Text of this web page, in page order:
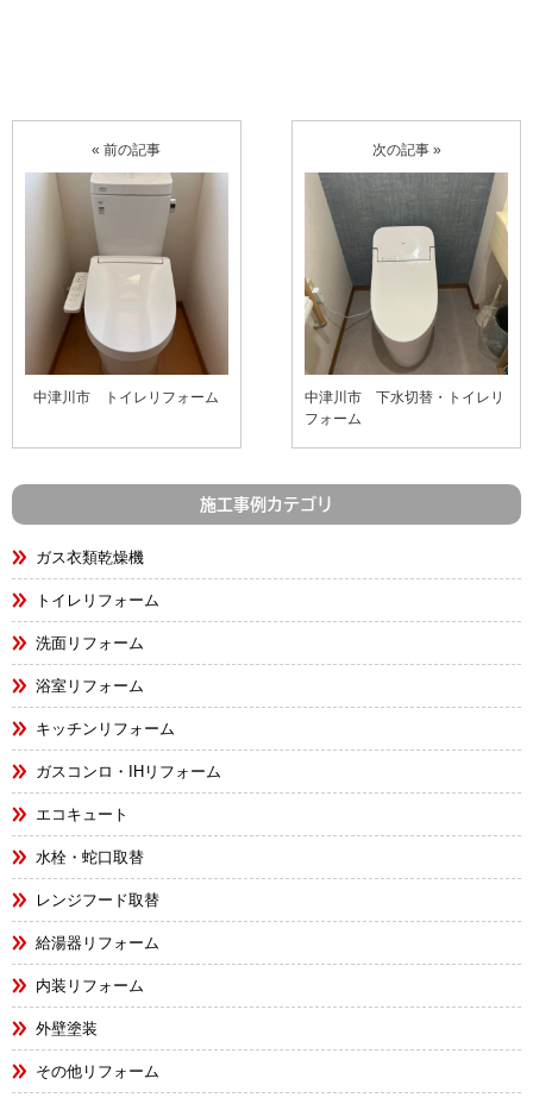
« 前の記事
中津川市 トイレリフォーム
次の記事 »
中津川市 下水切替・トイレリ
フォーム
施工事例カテゴリ
ガス衣類乾燥機
トイレリフォーム
洗面リフォーム
浴室リフォーム
キッチンリフォーム
ガスコンロ・IHリフォーム
エコキュート
水栓・蛇口取替
レンジフード取替
給湯器リフォーム
内装リフォーム
外壁塗装
その他リフォーム